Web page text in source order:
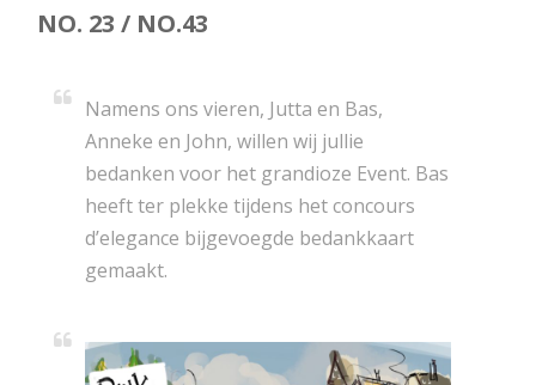
NO. 23 / NO.43
Namens ons vieren, Jutta en Bas,
Anneke en John, willen wij jullie
bedanken voor het grandioze Event. Bas
heeft ter plekke tijdens het concours
d’elegance bijgevoegde bedankkaart
gemaakt.